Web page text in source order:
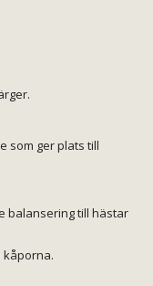
som ger plats till
balansering till hästar
kåporna.